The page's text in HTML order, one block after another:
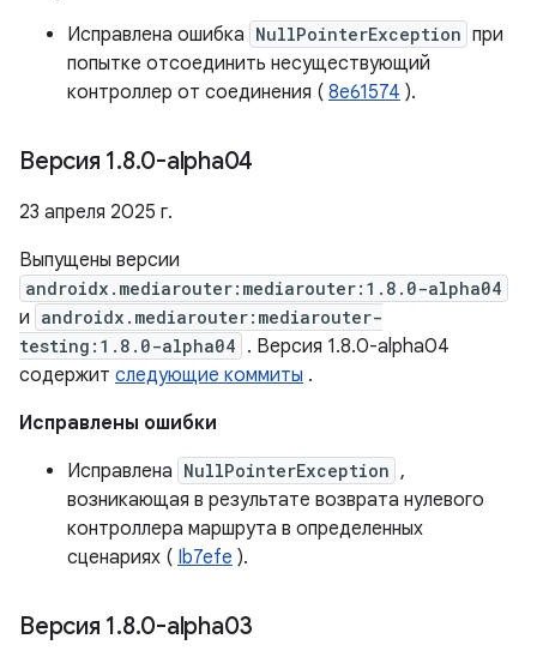
Исправлена ​​ошибка NullPointerException при
попытке отсоединить несуществующий
контроллер от соединения ( 8e61574 ).
Версия 1.8.0-alpha04
23 апреля 2025 г.
Выпущены версии
androidx.mediarouter:mediarouter:1.8.0-alpha04
и androidx.mediarouter:mediarouter-
testing:1.8.0-alpha04 . Версия 1.8.0-alpha04
содержит следующие коммиты .
Исправлены ошибки
Исправлена NullPointerException ,
возникающая в результате возврата нулевого
контроллера маршрута в определенных
сценариях ( Ib7efe ).
Версия 1.8.0-alpha03